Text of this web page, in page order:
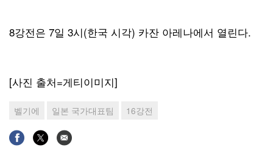
8강전은 7일 3시(한국 시각) 카잔 아레나에서 열린다.
[사진 출처=게티이미지]
벨기에 일본 국가대표팀 16강전